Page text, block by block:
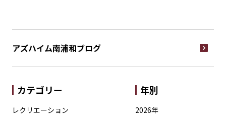
アズハイム南浦和ブログ
カテゴリー
レクリエーション
年別
2026年